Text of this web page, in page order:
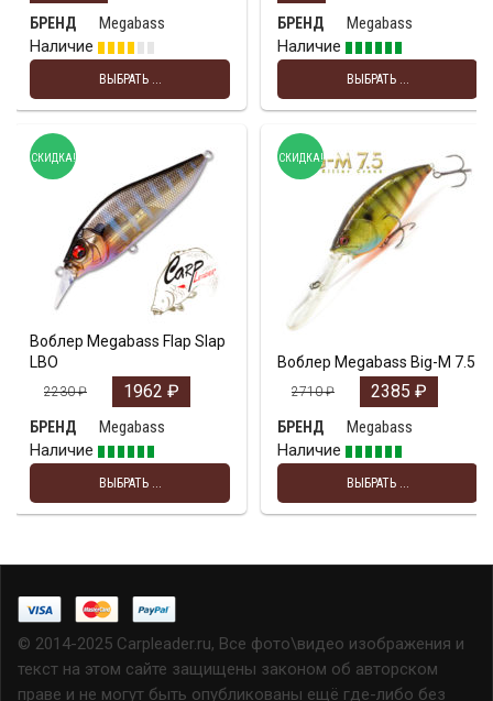
БРЕНД
Megabass
Наличие
ВЫБРАТЬ ...
БРЕНД
Megabass
Наличие
ВЫБРАТЬ ...
Воблер Megabass Flap Slap
LBO
2230₽ 1962 ₽
БРЕНД
Megabass
Наличие
ВЫБРАТЬ ...
СКИДКА!
Воблер Megabass Big-M 7.5
2710₽ 2385 ₽
БРЕНД
Megabass
Наличие
ВЫБРАТЬ ...
СКИДКА!
© 2014-2025 Carpleader.ru, Все фото\видео изображения и
текст на этом сайте защищены законом об авторском
праве и не могут быть опубликованы ещё где-либо без